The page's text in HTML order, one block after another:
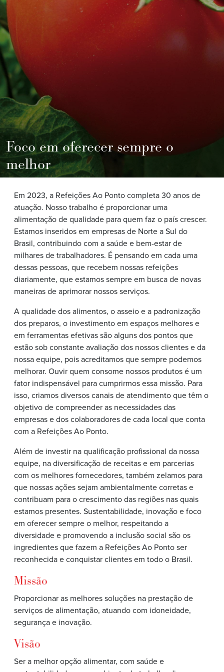
Foco em oferecer sempre o
melhor
Em 2023, a Refeições Ao Ponto completa 30 anos de
atuação. Nosso trabalho é proporcionar uma
alimentação de qualidade para quem faz o país crescer.
Estamos inseridos em empresas de Norte a Sul do
Brasil, contribuindo com a saúde e bem-estar de
milhares de trabalhadores. É pensando em cada uma
dessas pessoas, que recebem nossas refeições
diariamente, que estamos sempre em busca de novas
maneiras de aprimorar nossos serviços.
A qualidade dos alimentos, o asseio e a padronização
dos preparos, o investimento em espaços melhores e
em ferramentas efetivas são alguns dos pontos que
estão sob constante avaliação dos nossos clientes e da
nossa equipe, pois acreditamos que sempre podemos
melhorar. Ouvir quem consome nossos produtos é um
fator indispensável para cumprirmos essa missão. Para
isso, criamos diversos canais de atendimento que têm o
objetivo de compreender as necessidades das
empresas e dos colaboradores de cada local que conta
com a Refeições Ao Ponto.
Além de investir na qualificação profissional da nossa
equipe, na diversificação de receitas e em parcerias
com os melhores fornecedores, também zelamos para
que nossas ações sejam ambientalmente corretas e
contribuam para o crescimento das regiões nas quais
estamos presentes. Sustentabilidade, inovação e foco
em oferecer sempre o melhor, respeitando a
diversidade e promovendo a inclusão social são os
ingredientes que fazem a Refeições Ao Ponto ser
reconhecida e conquistar clientes em todo o Brasil.
Missão
Proporcionar as melhores soluções na prestação de
serviços de alimentação, atuando com idoneidade,
segurança e inovação.
Visão
Ser a melhor opção alimentar, com saúde e